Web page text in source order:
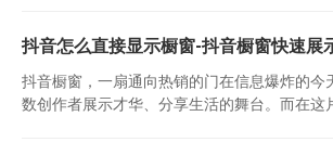
抖音怎么直接显示橱窗-抖音橱窗快速展
抖音橱窗，一扇通向热销的门在信息爆炸的今
数创作者展示才华、分享生活的舞台。而在这